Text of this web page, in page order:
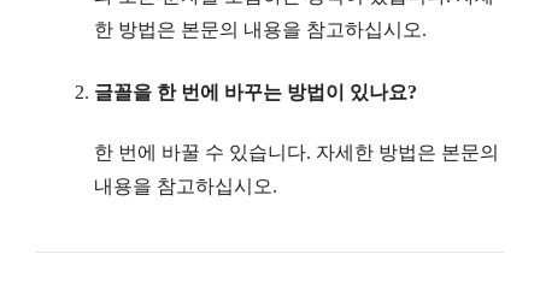
한 방법은 본문의 내용을 참고하십시오.
글꼴을 한 번에 바꾸는 방법이 있나요?
한 번에 바꿀 수 있습니다. 자세한 방법은 본문의
내용을 참고하십시오.